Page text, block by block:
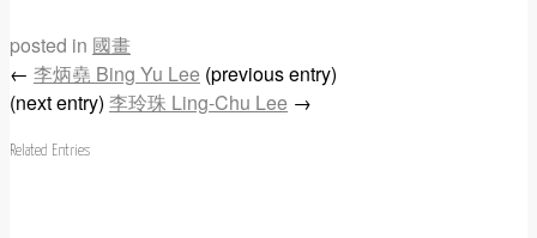
posted in 國畫
← 李炳堯 Bing Yu Lee (previous entry)
(next entry) 李玲珠 Ling-Chu Lee →
Related Entries